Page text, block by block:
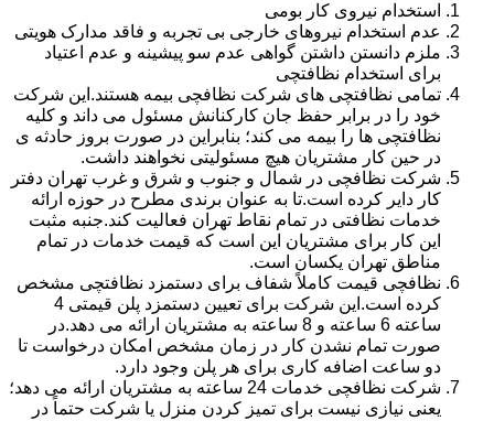
استخدام نیروی کار بومی
عدم استخدام نیروهای خارجی بی تجربه و فاقد مدارک هویتی
ملزم دانستن داشتن گواهی عدم سو پیشینه و عدم اعتیاد
برای استخدام نظافتچی
تمامی نظافتچی های شرکت نظافچی بیمه هستند.این شرکت
خود را در برابر حفظ جان کارکنانش مسئول می داند و کلیه
نظافتچی ها را بیمه می کند؛ بنابراین در صورت بروز حادثه ی
در حین کار مشتریان هیچ مسئولیتی نخواهند داشت.
شرکت نظافچی در شمال و جنوب و شرق و غرب تهران دفتر
کار دایر کرده است.تا به عنوان برندی مطرح در حوزه ارائه
خدمات نظافتی در تمام نقاط تهران فعالیت کند.جنبه مثبت
این کار برای مشتریان این است که قیمت خدمات در تمام
مناطق تهران یکسان است.
نظافچی قیمت کاملاً شفاف برای دستمزد نظافتچی مشخص
کرده است.این شرکت برای تعیین دستمزد پلن قیمتی 4
ساعته 6 ساعته و 8 ساعته به مشتریان ارائه می دهد.در
صورت تمام نشدن کار در زمان مشخص امکان درخواست تا
دو ساعت اضافه کاری برای هر پلن وجود دارد.
شرکت نظافچی خدمات 24 ساعته به مشتریان ارائه می دهد؛
یعنی نیازی نیست برای تمیز کردن منزل یا شرکت حتماً در